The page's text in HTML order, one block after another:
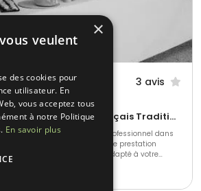
3 avis
(42)
Gastronomique • Cuisine régionale • Français Traditionnel
d'évènement privé et professionnel dans
ravies de vous préparer une prestation
spécialement pour vous et adapté à votre
inédite.
×
veulent
des cookies pour
utilisateur. En
vous acceptez tous
à notre Politique
En savoir plus